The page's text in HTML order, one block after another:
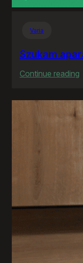
Varia
Szukam
Continue reading